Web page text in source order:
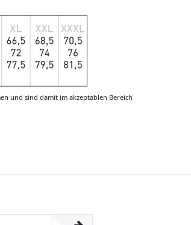
und sind damit im akzeptablen Bereich